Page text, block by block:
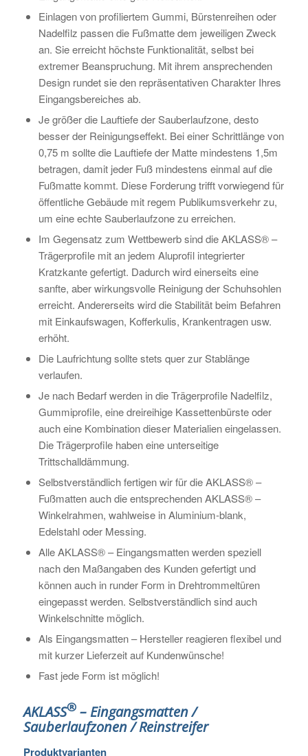
Einlagen von profiliertem Gummi, Bürstenreihen oder
Nadelfilz passen die Fußmatte dem jeweiligen Zweck
an. Sie erreicht höchste Funktionalität, selbst bei
extremer Beanspruchung. Mit ihrem ansprechenden
Design rundet sie den repräsentativen Charakter Ihres
Eingangsbereiches ab.
Je größer die Lauftiefe der Sauberlaufzone, desto
besser der Reinigungseffekt. Bei einer Schrittlänge von
0,75 m sollte die Lauftiefe der Matte mindestens 1,5m
betragen, damit jeder Fuß mindestens einmal auf die
Fußmatte kommt. Diese Forderung trifft vorwiegend für
öffentliche Gebäude mit regem Publikumsverkehr zu,
um eine echte Sauberlaufzone zu erreichen.
Im Gegensatz zum Wettbewerb sind die AKLASS® –
Trägerprofile mit an jedem Aluprofil integrierter
Kratzkante gefertigt. Dadurch wird einerseits eine
sanfte, aber wirkungsvolle Reinigung der Schuhsohlen
erreicht. Andererseits wird die Stabilität beim Befahren
mit Einkaufswagen, Kofferkulis, Krankentragen usw.
erhöht.
Die Laufrichtung sollte stets quer zur Stablänge
verlaufen.
Je nach Bedarf werden in die Trägerprofile Nadelfilz,
Gummiprofile, eine dreireihige Kassettenbürste oder
auch eine Kombination dieser Materialien eingelassen.
Die Trägerprofile haben eine unterseitige
Trittschalldämmung.
Selbstverständlich fertigen wir für die AKLASS® –
Fußmatten auch die entsprechenden AKLASS® –
Winkelrahmen, wahlweise in Aluminium-blank,
Edelstahl oder Messing.
Alle AKLASS® – Eingangsmatten werden speziell
nach den Maßangaben des Kunden gefertigt und
können auch in runder Form in Drehtrommeltüren
eingepasst werden. Selbstverständlich sind auch
Winkelschnitte möglich.
Als Eingangsmatten – Hersteller reagieren flexibel und
mit kurzer Lieferzeit auf Kundenwünsche!
Fast jede Form ist möglich!
AKLASS®– Eingangsmatten /
Sauberlaufzonen / Reinstreifer
Produktvarianten